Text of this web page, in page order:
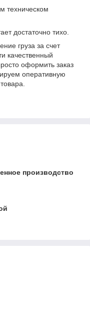
техническом
достаточно тихо.
груза за счет
качественный
оформить заказ
оперативную
производство